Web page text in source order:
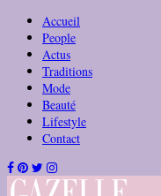
Accueil
People
Actus
Traditions
Mode
Beauté
Lifestyle
Contact